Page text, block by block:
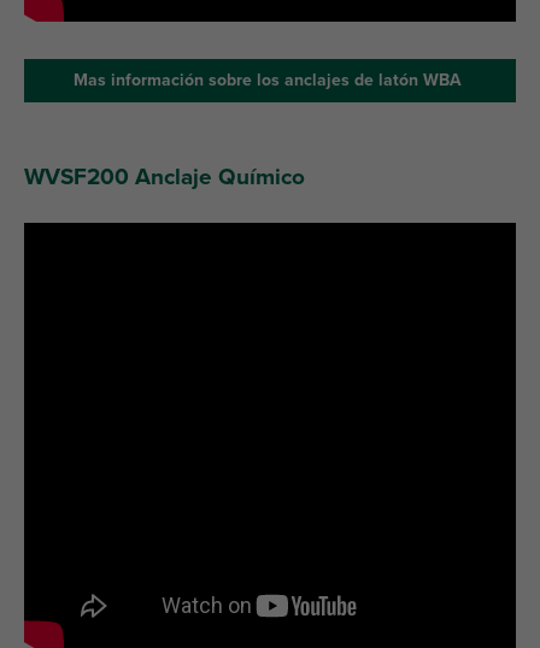
Mas información sobre los anclajes de latón WBA
WVSF200 Anclaje Químico